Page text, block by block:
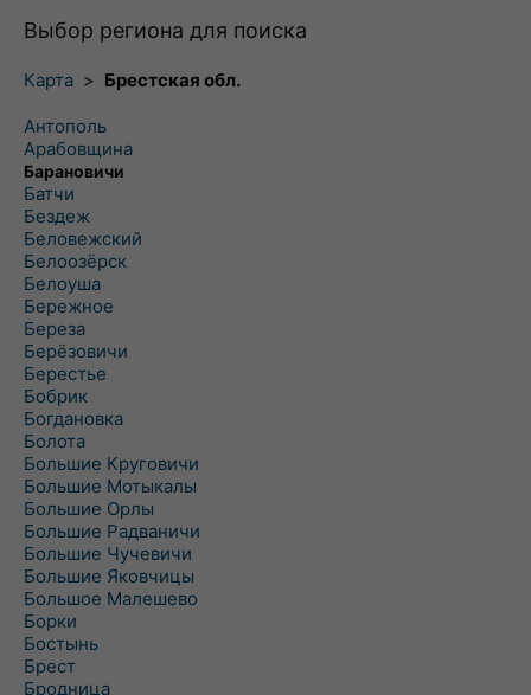
Выбор региона для поиска
Карта > Брестская обл.
Антополь
Арабовщина
Барановичи
Батчи
Бездеж
Беловежский
Белоозёрск
Белоуша
Бережное
Береза
Берёзовичи
Берестье
Бобрик
Богдановка
Болота
Большие Круговичи
Большие Мотыкалы
Большие Орлы
Большие Радваничи
Большие Чучевичи
Большие Яковчицы
Большое Малешево
Борки
Бостынь
Брест
Бродница